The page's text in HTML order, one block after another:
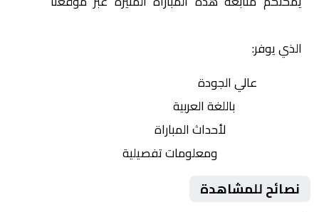
الذي يوفر:
عالي الجودة
باللغة العربية
لأحداث المباراة
ومعلومات تفصيلية
نصائح للمشاهدة